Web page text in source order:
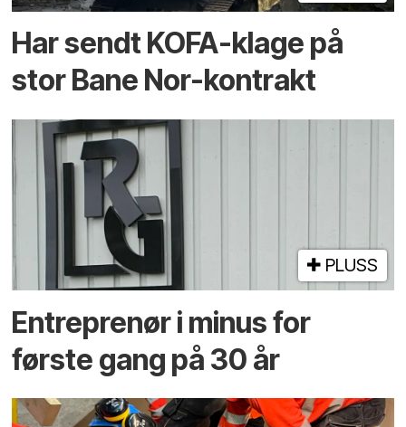
Har sendt KOFA-klage på
stor Bane Nor-kontrakt
PLUSS
Entreprenør i minus for
første gang på 30 år